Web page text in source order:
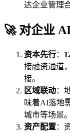
达企业管理
🚀 对企业
资本先行：
接融资通道
接。
区域联动：
味着AI落地
城市等场景。
资产配置：